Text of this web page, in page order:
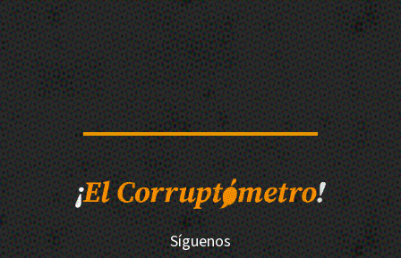
Síguenos